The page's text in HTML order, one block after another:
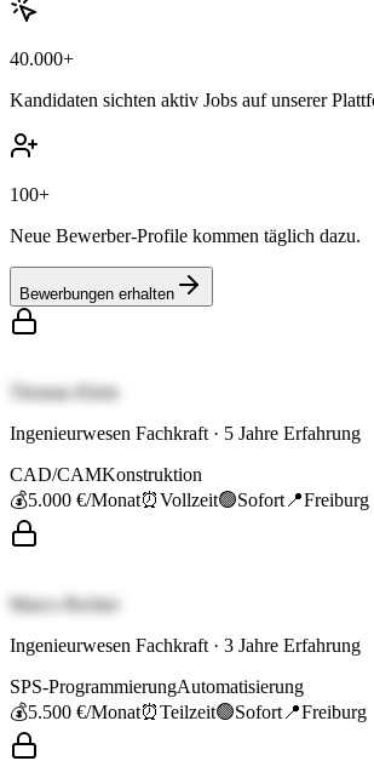
40.000+
Kandidaten sichten aktiv Jobs auf unserer
100+
Neue Bewerber-Profile kommen täglich dazu.
Bewerbungen erhalten
Thomas Klein
Ingenieurwesen Fachkraft · 5 Jahre Erfahrung
CAD/CAMKonstruktion
💰5.000 €/Monat⏰Vollzeit🟢Sofort 📍Freiburg
Marco Richter
Ingenieurwesen Fachkraft · 3 Jahre Erfahrung
SPS-ProgrammierungAutomatisierung
💰5.500 €/Monat⏰Teilzeit🟢Sofort 📍Freiburg